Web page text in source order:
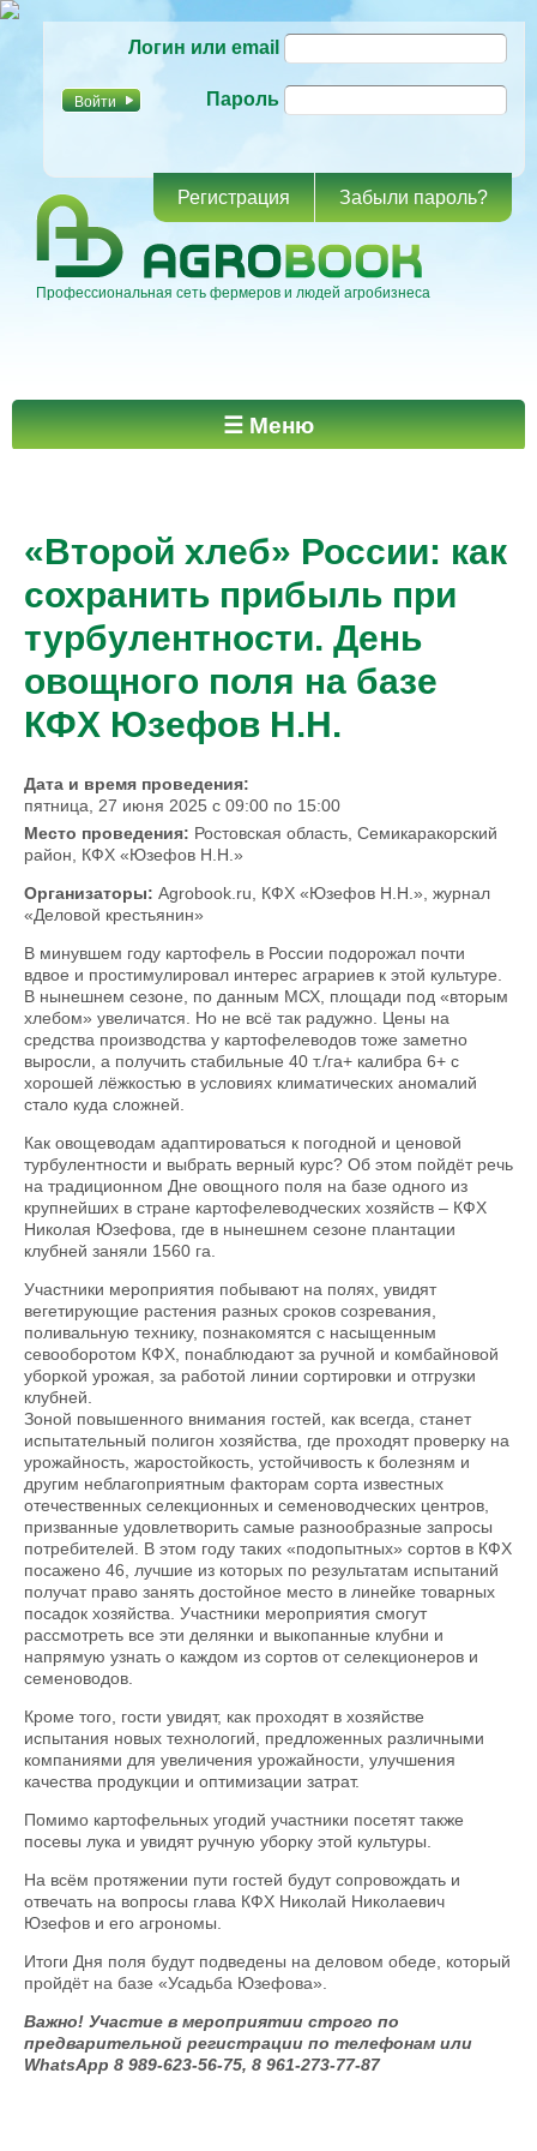
основному
Логин или email
Пароль
Регистрация Забыли пароль?
Профессиональная сеть фермеров и людей агробизнеса
Главное меню ☰ Меню
«Второй хлеб» России: как
сохранить прибыль при
турбулентности. День
овощного поля на базе
КФХ Юзефов Н.Н.
Дата и время проведения:
пятница, 27 июня 2025 с 09:00 по 15:00
Место проведения: Ростовская область, Семикаракорский
район, КФХ «Юзефов Н.Н.»
Организаторы: Agrobook.ru, КФХ «Юзефов Н.Н.», журнал
«Деловой крестьянин»
В минувшем году картофель в России подорожал почти
вдвое и простимулировал интерес аграриев к этой культуре.
В нынешнем сезоне, по данным МСХ, площади под «вторым
хлебом» увеличатся. Но не всё так радужно. Цены на
средства производства у картофелеводов тоже заметно
выросли, а получить стабильные 40 т./га+ калибра 6+ с
хорошей лёжкостью в условиях климатических аномалий
стало куда сложней.
Как овощеводам адаптироваться к погодной и ценовой
турбулентности и выбрать верный курс? Об этом пойдёт речь
на традиционном Дне овощного поля на базе одного из
крупнейших в стране картофелеводческих хозяйств – КФХ
Николая Юзефова, где в нынешнем сезоне плантации
клубней заняли 1560 га.
Участники мероприятия побывают на полях, увидят
вегетирующие растения разных сроков созревания,
поливальную технику, познакомятся с насыщенным
севооборотом КФХ, понаблюдают за ручной и комбайновой
уборкой урожая, за работой линии сортировки и отгрузки
клубней.
Зоной повышенного внимания гостей, как всегда, станет
испытательный полигон хозяйства, где проходят проверку на
урожайность, жаростойкость, устойчивость к болезням и
другим неблагоприятным факторам сорта известных
отечественных селекционных и семеноводческих центров,
призванные удовлетворить самые разнообразные запросы
потребителей. В этом году таких «подопытных» сортов в КФХ
посажено 46, лучшие из которых по результатам испытаний
получат право занять достойное место в линейке товарных
посадок хозяйства. Участники мероприятия смогут
рассмотреть все эти делянки и выкопанные клубни и
напрямую узнать о каждом из сортов от селекционеров и
семеноводов.
Кроме того, гости увидят, как проходят в хозяйстве
испытания новых технологий, предложенных различными
компаниями для увеличения урожайности, улучшения
качества продукции и оптимизации затрат.
Помимо картофельных угодий участники посетят также
посевы лука и увидят ручную уборку этой культуры.
На всём протяжении пути гостей будут сопровождать и
отвечать на вопросы глава КФХ Николай Николаевич
Юзефов и его агрономы.
Итоги Дня поля будут подведены на деловом обеде, который
пройдёт на базе «Усадьба Юзефова».
Важно! Участие в мероприятии строго по
предварительной регистрации по телефонам или
WhatsApp 8 989-623-56-75, 8 961-273-77-87